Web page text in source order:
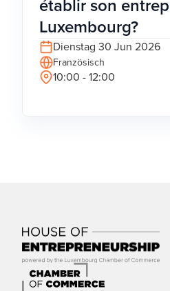
établir son
Luxembourg?
Dienstag 30 Jun 2026
Französisch
10:00 - 12:00